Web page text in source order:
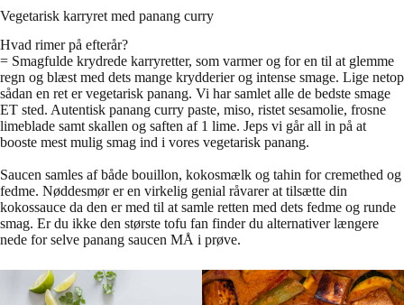
Vegetarisk karryret med panang curry
Hvad rimer på efterår?
= Smagfulde krydrede karryretter, som varmer og for en til at glemme
regn og blæst med dets mange krydderier og intense smage. Lige netop
sådan en ret er vegetarisk panang. Vi har samlet alle de bedste smage
ET sted. Autentisk panang curry paste, miso, ristet sesamolie, frosne
limeblade samt skallen og saften af 1 lime. Jeps vi går all in på at
booste mest mulig smag ind i vores vegetarisk panang.
Saucen samles af både bouillon, kokosmælk og tahin for cremethed og
fedme. Nøddesmør er en virkelig genial råvarer at tilsætte din
kokossauce da den er med til at samle retten med dets fedme og runde
smag. Er du ikke den største tofu fan finder du alternativer længere
nede for selve panang saucen MÅ i prøve.